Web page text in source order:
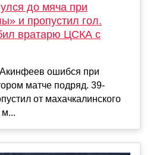
до мяча при
и пропустил гол.
вратарю ЦСКА с
ошибся при
матче подряд. 39-
от махачкалинского